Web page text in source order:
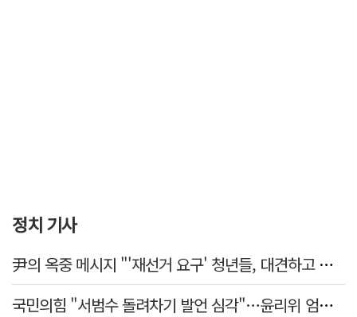
정치 기사
尹의 옥중 메시지 "'재선거 요구' 청년들, 대견하고 믿음직해"
국민의힘 "서범수 돌려차기 발언 심각"…윤리위 엄중 조치 의견 모아